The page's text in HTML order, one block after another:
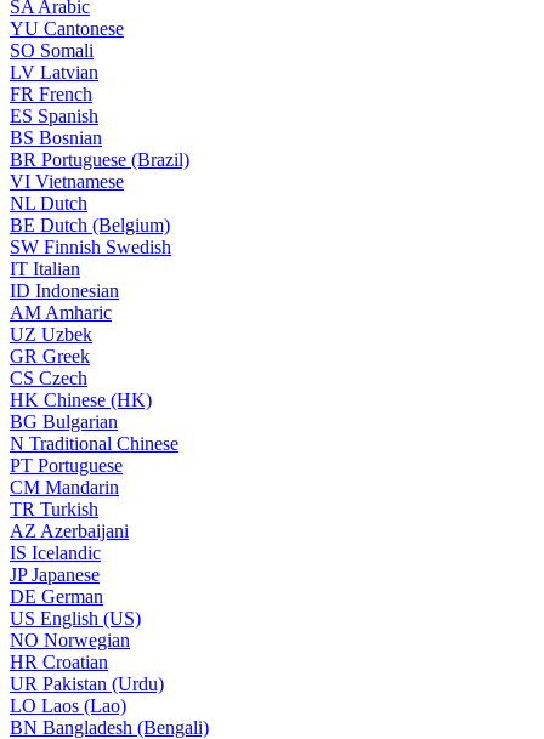
SA Arabic
YU Cantonese
SO Somali
LV Latvian
FR French
ES Spanish
BS Bosnian
BR Portuguese (Brazil)
VI Vietnamese
NL Dutch
BE Dutch (Belgium)
SW Finnish Swedish
IT Italian
ID Indonesian
AM Amharic
UZ Uzbek
GR Greek
CS Czech
HK Chinese (HK)
BG Bulgarian
N Traditional Chinese
PT Portuguese
CM Mandarin
TR Turkish
AZ Azerbaijani
IS Icelandic
JPJapanese
DE German
US English (US)
NO Norwegian
HR Croatian
UR Pakistan (Urdu)
LO Laos (Lao)
BN Bangladesh (Bengali)